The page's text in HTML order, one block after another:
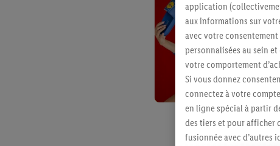
application
aux informations sur
avec votre
personnalisées au sein
votre comportement
Si vous donnez
connectez à votre
en ligne spécial à partir
des tiers et pour afficher
fusionnée avec d’autres